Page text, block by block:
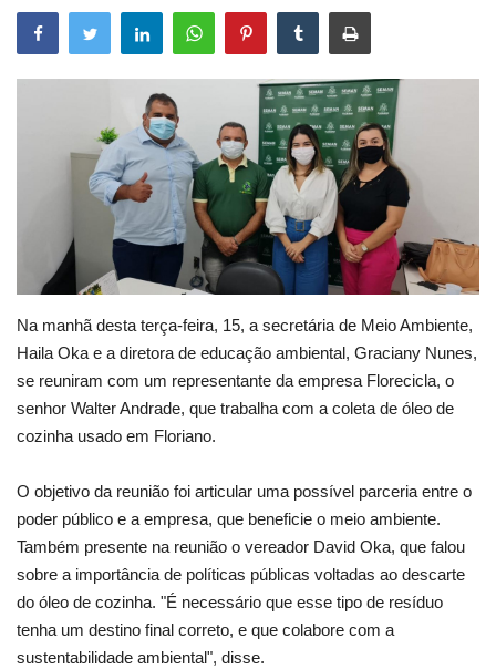
Mural de Licitações
Contato
Na manhã desta terça-feira, 15, a secretária de Meio Ambiente,
Haila Oka e a diretora de educação ambiental, Graciany Nunes,
se reuniram com um representante da empresa Florecicla, o
senhor Walter Andrade, que trabalha com a coleta de óleo de
cozinha usado em Floriano.
O objetivo da reunião foi articular uma possível parceria entre o
poder público e a empresa, que beneficie o meio ambiente.
Também presente na reunião o vereador David Oka, que falou
sobre a importância de políticas públicas voltadas ao descarte
do óleo de cozinha. "É necessário que esse tipo de resíduo
tenha um destino final correto, e que colabore com a
sustentabilidade ambiental", disse.